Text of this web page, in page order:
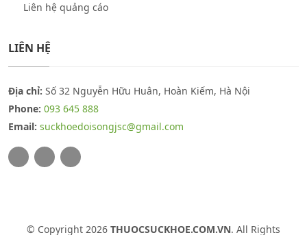
Liên hệ quảng cáo
LIÊN HỆ
Địa chỉ: Số 32 Nguyễn Hữu Huân, Hoàn Kiếm, Hà Nội
Phone: 093 645 888
Email: suckhoedoisongjsc@gmail.com
© Copyright 2026 THUOCSUCKHOE.COM.VN. All Rights